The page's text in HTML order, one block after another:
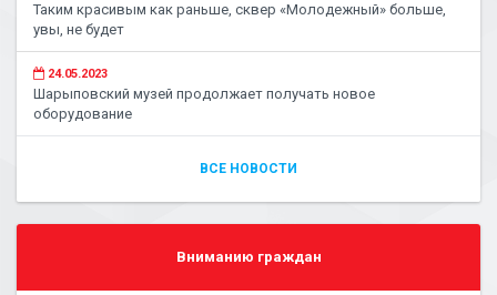
Таким красивым как раньше, сквер «Молодежный» больше,
увы, не будет
24.05.2023
Шарыповский музей продолжает получать новое
оборудование
ВСЕ НОВОСТИ
Вниманию граждан